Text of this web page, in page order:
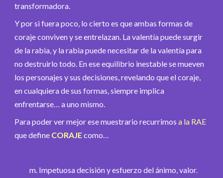
transformadora.
Y por si fuera poco, lo cierto es que ambas formas de
coraje conviven y se entrelazan. La valentía puede surgir
de la rabia, y la rabia puede necesitar de la valentía para
no destruirlo todo. En ese equilibrio inestable se mueven
los personajes y sus decisiones, revelando que el coraje,
en cualquiera de sus formas, siempre implica
enfrentarse… a uno mismo.
Para poder ver mejor ese muestrario recurrimos a la RAE
que define CORAJEcomo…
m. Impetuosa decisión y esfuerzo del ánimo, valor.